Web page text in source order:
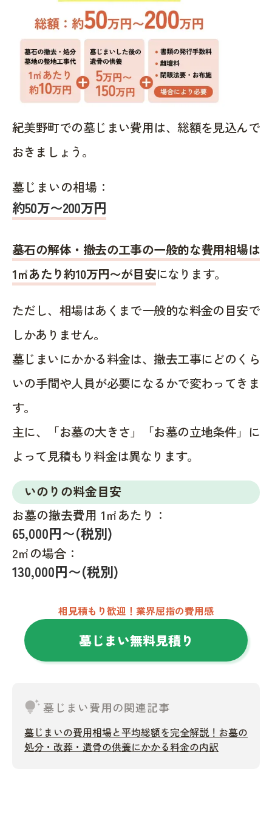
紀美野町での墓じまい費用は、総額を見込んで
おきましょう。
墓じまいの相場：
約50万〜200万円
墓石の解体・撤去の工事の一般的な費用相場は
1㎡あたり約10万円〜が目安になります。
ただし、相場はあくまで一般的な料金の目安で
しかありません。
墓じまいにかかる料金は、撤去工事にどのくら
いの手間や人員が必要になるかで変わってきま
す。
主に、「お墓の大きさ」「お墓の立地条件」に
よって見積もり料金は異なります。
いのりの料金目安
お墓の撤去費用 1㎡あたり：
65,000円〜(税別)
2㎡の場合：
130,000円〜(税別)
相見積もり歓迎！業界屈指の費用感
墓じまい無料見積り
tips_and_updates墓じまい費用の関連記事
墓じまいの費用相場と平均総額を完全解説！お墓の
処分・改葬・遺骨の供養にかかる料金の内訳